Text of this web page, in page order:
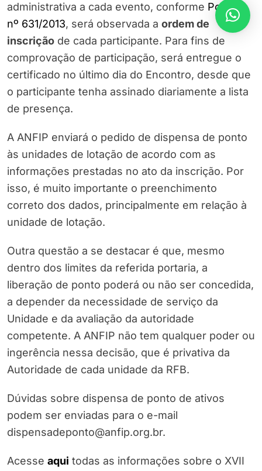
administrativa a cada evento, conforme Portaria
nº 631/2013, será observada a ordem de
inscrição de cada participante. Para fins de
comprovação de participação, será entregue o
certificado no último dia do Encontro, desde que
o participante tenha assinado diariamente a lista
de presença.
A ANFIP enviará o pedido de dispensa de ponto
às unidades de lotação de acordo com as
informações prestadas no ato da inscrição. Por
isso, é muito importante o preenchimento
correto dos dados, principalmente em relação à
unidade de lotação.
Outra questão a se destacar é que, mesmo
dentro dos limites da referida portaria, a
liberação de ponto poderá ou não ser concedida,
a depender da necessidade de serviço da
Unidade e da avaliação da autoridade
competente. A ANFIP não tem qualquer poder ou
ingerência nessa decisão, que é privativa da
Autoridade de cada unidade da RFB.
Dúvidas sobre dispensa de ponto de ativos
podem ser enviadas para o e-mail
dispensadeponto@anfip.org.br.
Acesse aqui todas as informações sobre o XVII